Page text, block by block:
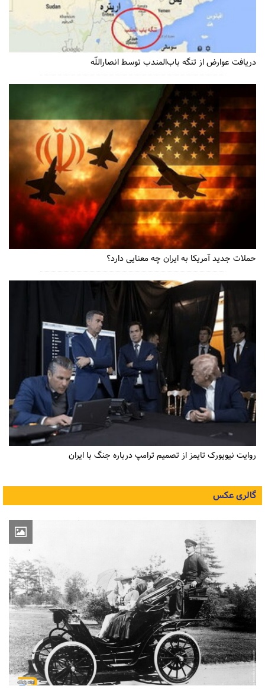
دریافت عوارض از تنگه باب‌المندب توسط انصاراللّه
حملات جدید آمریکا به ایران چه معنایی دارد؟
روایت نیویورک تایمز از تصمیم ترامپ درباره جنگ با ایران
گالری عکس